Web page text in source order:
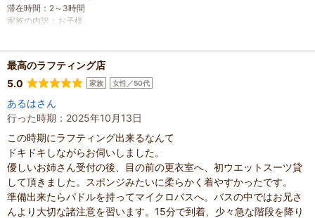
滞在時間 ： 2～3時間
家族の内訳 ： お子様、
投稿日
：2025年11月7日
最高のラフティング店
5.0
家族 女性／50代
あるはさん
行った時期：2025年10月13日
この時期にラフティング出来るなんて
ドキドキしながらお伺いしました。
優しいお姉さん受付の後、目の前の更衣室へ、初ウエットスーツ貸
して頂きました。スポンジみたいに柔らかく着やすかったです。
準備出来たらパドルを持ってマイクロバスへ。バスの中ではお兄さ
んより大切な諸注意を習います。15分で到着、少々急な階段を降り